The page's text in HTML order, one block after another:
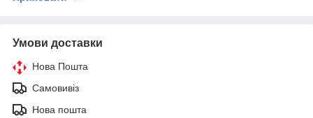
Умови доставки
Нова Пошта
Самовивіз
Нова пошта